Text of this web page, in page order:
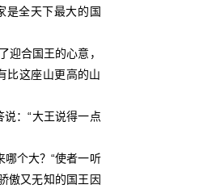
是全天下最大的国
合国王的心意，
比这座山更高的山
说：“大王说得一点
个大？“使者一听
傲又无知的国王因